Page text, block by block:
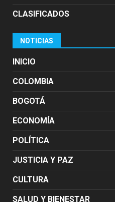
CLASIFICADOS
NOTICIAS
INICIO
COLOMBIA
BOGOTÁ
ECONOMÍA
POLÍTICA
JUSTICIA Y PAZ
CULTURA
SALUD Y BIENESTAR